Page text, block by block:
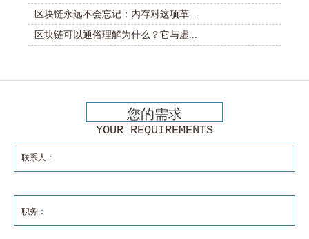
区块链永远不会忘记：内存对这项革...
区块链可以通俗理解为什么？它与虚...
您的需求
YOUR REQUIREMENTS
联系人：
职务：